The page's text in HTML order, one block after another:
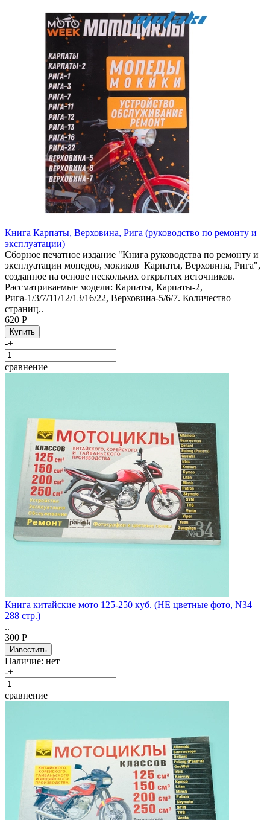
Книга Карпаты, Верховина, Рига (руководство по ремонту и
эксплуатации)
Сборное печатное издание "Книга руководства по ремонту и
эксплуатации мопедов, мокиков Карпаты, Верховина, Рига",
созданное на основе нескольких открытых источников.
Рассматриваемые модели: Карпаты, Карпаты-2,
Рига-1/3/7/11/12/13/16/22, Верховина-5/6/7. Количество
страниц..
620 Р
-+
сравнение
Книга китайские мото 125-250 куб. (НЕ цветные фото, N34
288 стр.)
..
300 Р
Наличие: нет
-+
сравнение